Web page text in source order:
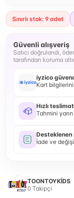
Sınırlı stok: 9 adet
Güvenli alışveriş
Satıcı doğrulandı,
tarafından koruma
iyzico
Kart
Hızlı teslimat
Tahmini
Desteklenen
İade ve
TOONTOYKİDS
0 Takipçi